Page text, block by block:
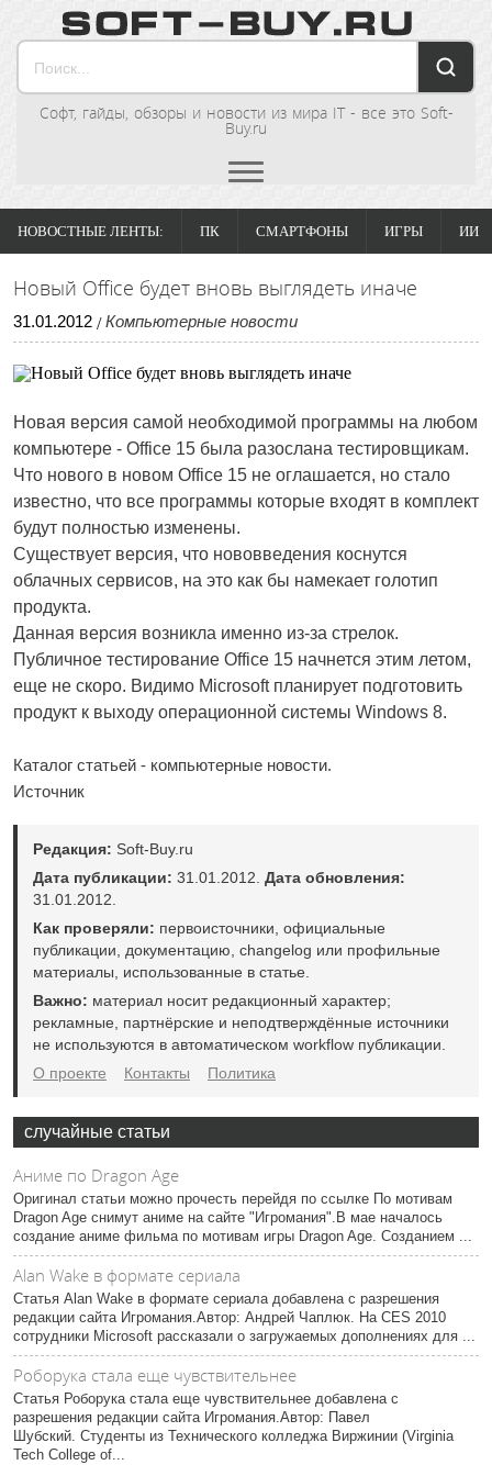
Софт, гайды, обзоры и новости из мира IT - все это Soft-
Buy.ru
НОВОСТНЫЕ ЛЕНТЫ: ПК СМАРТФОНЫ ИГРЫ ИИ
Новый Office будет вновь выглядеть иначе
31.01.2012 / Компьютерные новости
Новая версия самой необходимой программы на любом
компьютере - Office 15 была разослана тестировщикам.
Что нового в новом Office 15 не оглашается, но стало
известно, что все программы которые входят в комплект
будут полностью изменены.
Существует версия, что нововведения коснутся
облачных сервисов, на это как бы намекает голотип
продукта.
Данная версия возникла именно из-за стрелок.
Публичное тестирование Office 15 начнется этим летом,
еще не скоро. Видимо Microsoft планирует подготовить
продукт к выходу операционной системы Windows 8.
Каталог статьей - компьютерные новости.
Источник
Редакция: Soft-Buy.ru
Дата публикации: 31.01.2012. Дата обновления:
31.01.2012.
Как проверяли: первоисточники, официальные
публикации, документацию, changelog или профильные
материалы, использованные в статье.
Важно: материал носит редакционный характер;
рекламные, партнёрские и неподтверждённые источники
не используются в автоматическом workflow публикации.
О проекте
Контакты Политика
случайные статьи
Аниме по Dragon Age
Оригинал статьи можно прочесть перейдя по ссылке По мотивам
Dragon Age снимут аниме на сайте "Игромания".В мае началось
создание аниме фильма по мотивам игры Dragon Age. Созданием ...
Alan Wake в формате сериала
Статья Alan Wake в формате сериала добавлена с разрешения
редакции сайта Игромания.Автор: Андрей Чаплюк. На CES 2010
сотрудники Microsoft рассказали о загружаемых дополнениях для ...
Роборука стала еще чувствительнее
Статья Роборука стала еще чувствительнее добавлена с
разрешения редакции сайта Игромания.Автор: Павел
Шубский. Студенты из Технического колледжа Виржинии (Virginia
Tech College of...